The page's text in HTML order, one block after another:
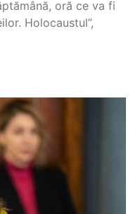
oră ce va fi
Holocaustul”,